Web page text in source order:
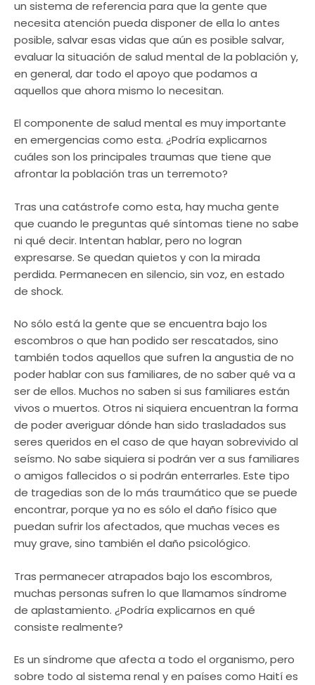
un sistema de referencia para que la gente que
necesita atención pueda disponer de ella lo antes
posible, salvar esas vidas que aún es posible salvar,
evaluar la situación de salud mental de la población y,
en general, dar todo el apoyo que podamos a
aquellos que ahora mismo lo necesitan.
El componente de salud mental es muy importante
en emergencias como esta. ¿Podría explicarnos
cuáles son los principales traumas que tiene que
afrontar la población tras un terremoto?
Tras una catástrofe como esta, hay mucha gente
que cuando le preguntas qué síntomas tiene no sabe
ni qué decir. Intentan hablar, pero no logran
expresarse. Se quedan quietos y con la mirada
perdida. Permanecen en silencio, sin voz, en estado
de shock.
No sólo está la gente que se encuentra bajo los
escombros o que han podido ser rescatados, sino
también todos aquellos que sufren la angustia de no
poder hablar con sus familiares, de no saber qué va a
ser de ellos. Muchos no saben si sus familiares están
vivos o muertos. Otros ni siquiera encuentran la forma
de poder averiguar dónde han sido trasladados sus
seres queridos en el caso de que hayan sobrevivido al
seísmo. No sabe siquiera si podrán ver a sus familiares
o amigos fallecidos o si podrán enterrarles. Este tipo
de tragedias son de lo más traumático que se puede
encontrar, porque ya no es sólo el daño físico que
puedan sufrir los afectados, que muchas veces es
muy grave, sino también el daño psicológico.
Tras permanecer atrapados bajo los escombros,
muchas personas sufren lo que llamamos síndrome
de aplastamiento. ¿Podría explicarnos en qué
consiste realmente?
Es un síndrome que afecta a todo el organismo, pero
sobre todo al sistema renal y en países como Haití es